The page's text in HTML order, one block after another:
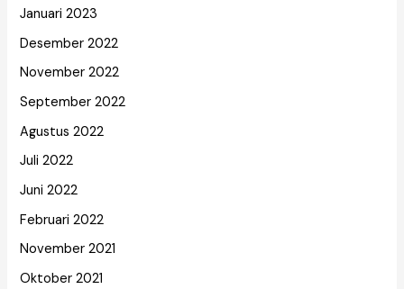
Januari 2023
Desember 2022
November 2022
September 2022
Agustus 2022
Juli 2022
Juni 2022
Februari 2022
November 2021
Oktober 2021